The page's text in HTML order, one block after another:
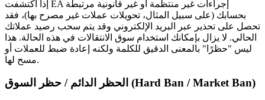
إذا اكتشفت EA إجراءات غير منتظمة أو غير قانونية مرتبطة
بحسابك (على سبيل المثال، تحويلات عملات غير مصرح بها)، فقد
تحصل على تحذير عبر البريد الإلكتروني وقد يتم سحب رصيد عملاتك
الحالي. لا يزال بإمكانك استخدام سوق الانتقالات في هذه الحالة. هذا
ليس "حظرًا" بالمعنى الدقيق للكلمة ولكنه إعادة ضبط للعملات أو
مسح لها.
الحظر الدائم / حظر السوق (Hard Ban / Market Ban)